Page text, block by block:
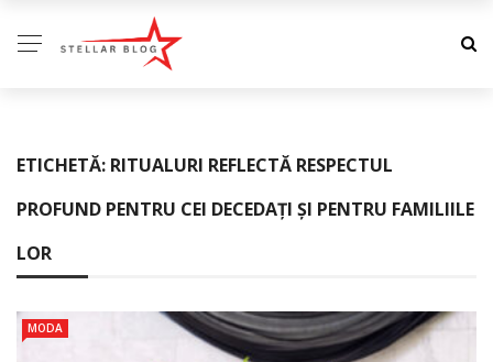
ETICHETĂ: RITUALURI REFLECTĂ RESPECTUL
PROFUND PENTRU CEI DECEDAȚI ȘI PENTRU FAMILIILE
LOR
MODA